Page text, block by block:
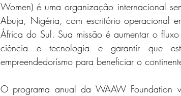
Women) é uma organização internacional
Abuja, Nigéria, com escritório operacional
África do Sul. Sua missão é aumentar o
ciência e tecnologia e garantir que
empreendedorísmo para beneficiar o
O programa anual da WAAW Foundation